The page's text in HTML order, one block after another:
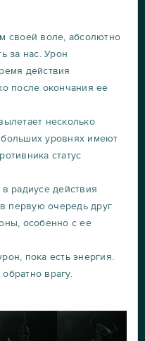
своей воле, абсолютно
за нас. Урон
действия
после окончания её
несколько
уровнях имеют
статус
радиусе действия
первую очередь друг
особенно с ее
пока есть энергия.
врагу.